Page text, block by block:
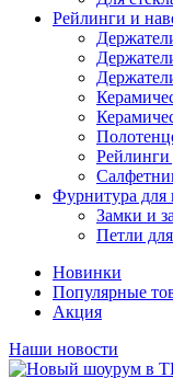
Рейлинги и
Рейлинги
Фурнитура для
Замки и
Петли
Новинки
Популярные
Акция
Наши новости